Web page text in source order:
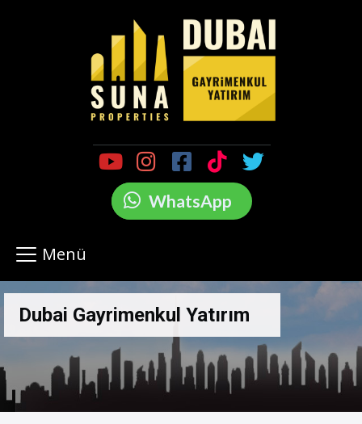
WhatsApp
Menü
Dubai Gayrimenkul Yatırım